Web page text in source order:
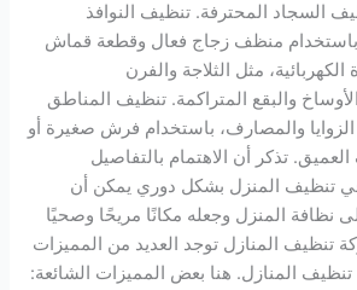
السجاد المحترفة. تنظيف النوافذ
منظف زجاج فعال وقطعة قماش
مثل الثلاجة والفرن
والبقع المتراكمة. تنظيف المناطق
والمصارف، باستخدام فرش صغيرة أو
تذكر أن الاهتمام بالتفاصيل
تنظيف المنزل بشكل دوري يمكن أن
المنزل وجعله مكانًا مريحًا وصحيًا
المنازل توجد العديد من المميزات
المنازل. هنا بعض المميزات الشائعة: